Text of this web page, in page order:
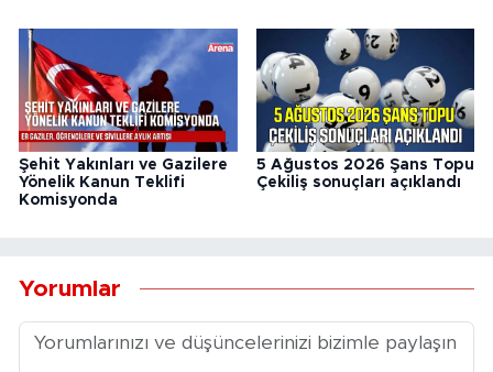
Şehit Yakınları ve Gazilere
Yönelik Kanun Teklifi
Komisyonda
5 Ağustos 2026 Şans Topu
Çekiliş sonuçları açıklandı
Yorumlar